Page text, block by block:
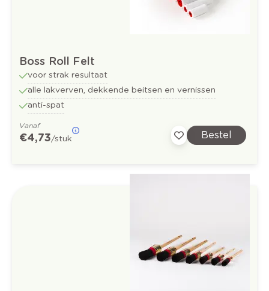
Boss Roll Felt
voor strak resultaat
alle lakverven, dekkende beitsen en vernissen
anti-spat
Vanaf
€ 4,73/stuk Bestel